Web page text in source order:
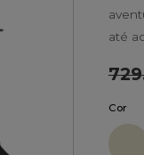
até
Cor